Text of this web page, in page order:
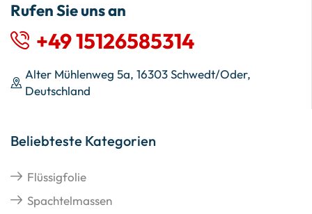
Rufen Sie uns an
+49 15126585314
Alter Mühlenweg 5a, 16303 Schwedt/Oder,
Deutschland
Beliebteste Kategorien
Flüssigfolie
Spachtelmassen